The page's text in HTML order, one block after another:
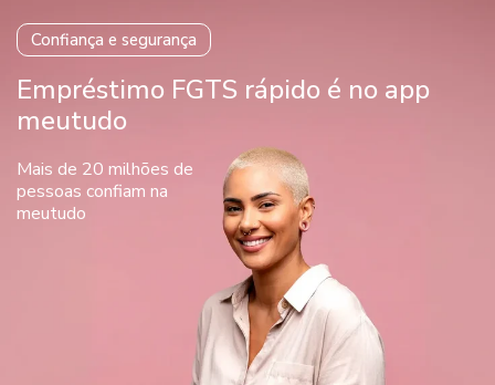
Confiança e segurança
Empréstimo FGTS rápido é no app
meutudo
Mais de 20 milhões de
pessoas confiam na
meutudo